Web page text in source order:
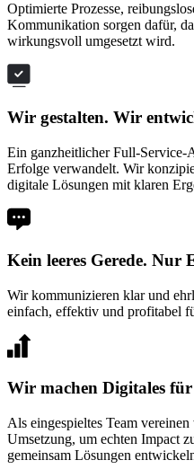
Optimierte Prozesse,
Kommunikation sorgen dafür,
wirkungsvoll umgesetzt wird.
Wir gestalten. Wir
Ein ganzheitlicher Full-Service-
Erfolge verwandelt. Wir
digitale Lösungen mit klaren
Kein leeres Gerede. Nur
Wir kommunizieren klar und
einfach, effektiv und profitabel
Wir machen Digitales
Als eingespieltes Team
Umsetzung, um echten Impact
gemeinsam Lösungen